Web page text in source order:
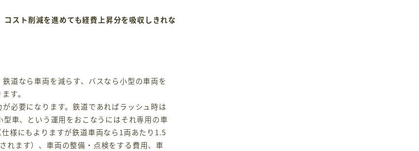
スト削減を進めても経費上昇分を吸収しきれな
道なら車両を減らす、バスなら小型の車両を
す。
必要になります。鉄道であればラッシュ時は
車、という運用をおこなうにはそれ専用の車
様にもよりますが鉄道車両なら1両あたり1.5
れます）、車両の整備・点検をする費用、車